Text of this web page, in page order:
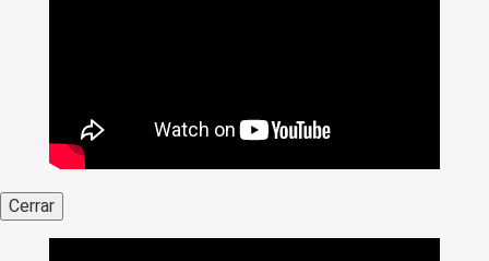
Cerrar